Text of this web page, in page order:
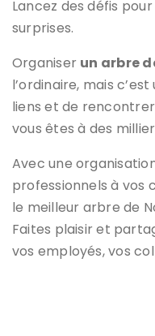
Lancez des défis
surprises.
Organiser un arbre
l’ordinaire, mais
liens et de
vous êtes à des
Avec une
professionnels à vos
le meilleur arbre de
Faites plaisir et
vos employés, vos